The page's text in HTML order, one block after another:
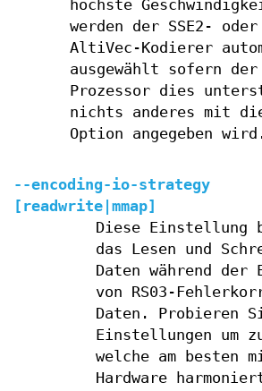
höchste
werden der SSE2-
AltiVec-Kodierer
ausgewählt sofern der
Prozessor dies
nichts anderes mit
Option angegeben
--encoding-io-strategy
[readwrite|mmap]
Diese Einstellung
das Lesen und
Daten während der
von RS03-
Daten. Probieren
Einstellungen um
welche am besten
Hardware